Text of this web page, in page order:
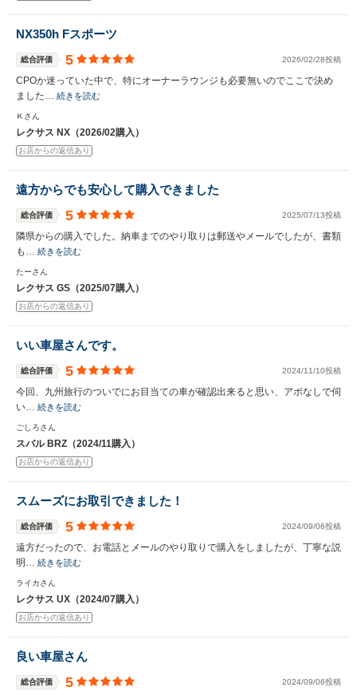
NX350h Fスポーツ
総合評価 5 2026/02/28投稿
CPOか迷っていた中で、特にオーナーラウンジも必要無いのでここで決め
ました… 続きを読む
Ｋさん
レクサス NX（2026/02購入）
お店からの返信あり
遠方からでも安心して購入できました
総合評価 5 2025/07/13投稿
隣県からの購入でした。納車までのやり取りは郵送やメールでしたが、書類
も… 続きを読む
たーさん
レクサス GS（2025/07購入）
お店からの返信あり
いい車屋さんです。
総合評価 5 2024/11/10投稿
今回、九州旅行のついでにお目当ての車が確認出来ると思い、アポなしで伺
い… 続きを読む
ごしろさん
スバル BRZ（2024/11購入）
お店からの返信あり
スムーズにお取引できました！
総合評価 5 2024/09/06投稿
遠方だったので、お電話とメールのやり取りで購入をしましたが、丁寧な説
明… 続きを読む
ライカさん
レクサス UX（2024/07購入）
お店からの返信あり
良い車屋さん
総合評価 5 2024/09/06投稿